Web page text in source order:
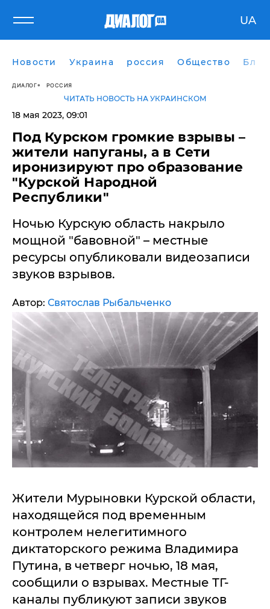
UA
Новости Украина россия Общество
ДИАЛОГ РОССИЯ
ЧИТАТЬ НОВОСТЬ НА УКРАИНСКОМ
18 мая 2023, 09:01
Под Курском громкие взрывы –
жители напуганы, а в Сети
иронизируют про образование
"Курской Народной
Республики"
Ночью Курскую область накрыло
мощной "бавовной" – местные
ресурсы опубликовали видеозаписи
звуков взрывов.
Автор: Святослав Рыбальченко
Жители Мурыновки Курской области,
находящейся под временным
контролем нелегитимного
диктаторского режима Владимира
Путина, в четверг ночью, 18 мая,
сообщили о взрывах. Местные ТГ-
каналы публикуют записи звуков